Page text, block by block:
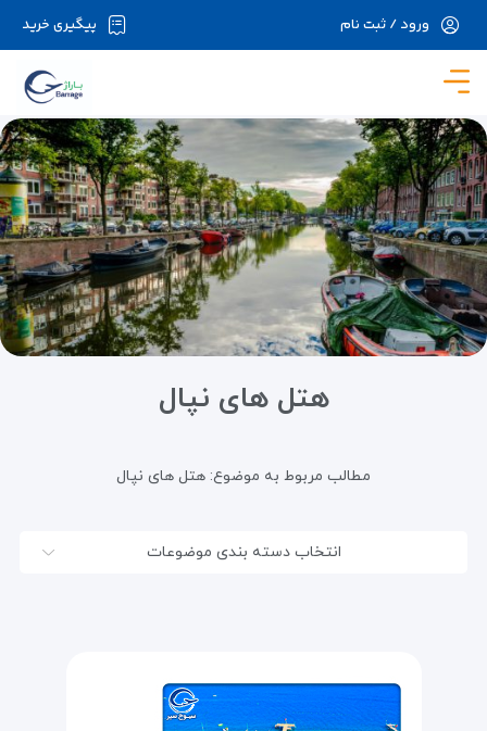
در حال حاضر ارتباط با سرور قطع می باشد لطفا
پیگیری خرید ورود / ثبت نام
هتل های نپال
مطالب مربوط به موضوع: هتل های نپال
انتخاب دسته بندی موضوعات